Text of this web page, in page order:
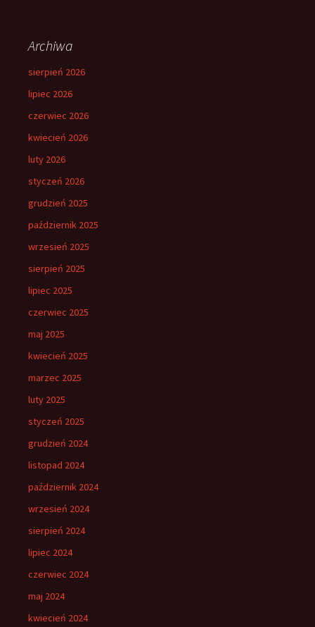
Archiwa
sierpień 2026
lipiec 2026
czerwiec 2026
kwiecień 2026
luty 2026
styczeń 2026
grudzień 2025
październik 2025
wrzesień 2025
sierpień 2025
lipiec 2025
czerwiec 2025
maj 2025
kwiecień 2025
marzec 2025
luty 2025
styczeń 2025
grudzień 2024
listopad 2024
październik 2024
wrzesień 2024
sierpień 2024
lipiec 2024
czerwiec 2024
maj 2024
kwiecień 2024